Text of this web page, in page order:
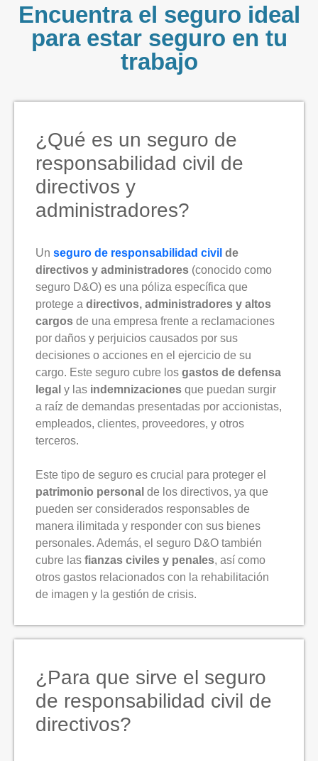
Encuentra el seguro ideal
para estar seguro en tu
trabajo
¿Qué es un seguro de
responsabilidad civil de
directivos y
administradores?
Un seguro de responsabilidad civil de
directivos y administradores (conocido como
seguro D&O) es una póliza específica que
protege a directivos, administradores y altos
cargos de una empresa frente a reclamaciones
por daños y perjuicios causados por sus
decisiones o acciones en el ejercicio de su
cargo. Este seguro cubre los gastos de defensa
legal y las indemnizaciones que puedan surgir
a raíz de demandas presentadas por accionistas,
empleados, clientes, proveedores, y otros
terceros.
Este tipo de seguro es crucial para proteger el
patrimonio personal de los directivos, ya que
pueden ser considerados responsables de
manera ilimitada y responder con sus bienes
personales. Además, el seguro D&O también
cubre las fianzas civiles y penales, así como
otros gastos relacionados con la rehabilitación
de imagen y la gestión de crisis.
¿Para que sirve el seguro
de responsabilidad civil de
directivos?